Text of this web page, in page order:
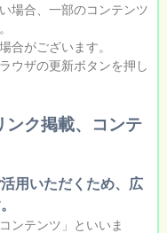
場合、一部のコンテンツ
合がございます。
ウザの更新ボタンを押し
ンク掲載、コンテ
用いただくため、広
ンテンツ」といいま